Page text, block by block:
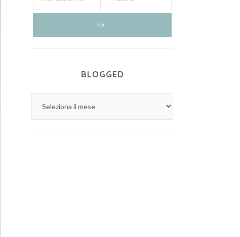
BLOGGED